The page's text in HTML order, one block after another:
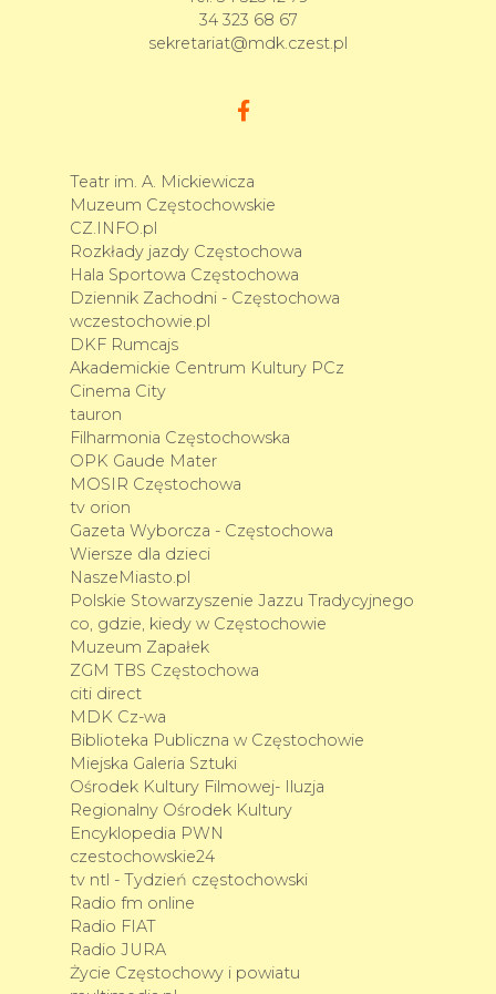
34 323 68 67
sekretariat@mdk.czest.pl
Teatr im. A. Mickiewicza
Muzeum Częstochowskie
CZ.INFO.pl
Rozkłady jazdy Częstochowa
Hala Sportowa Częstochowa
Dziennik Zachodni - Częstochowa
wczestochowie.pl
DKF Rumcajs
Akademickie Centrum Kultury PCz
Cinema City
tauron
Filharmonia Częstochowska
OPK Gaude Mater
MOSIR Częstochowa
tv orion
Gazeta Wyborcza - Częstochowa
Wiersze dla dzieci
NaszeMiasto.pl
Polskie Stowarzyszenie Jazzu Tradycyjnego
co, gdzie, kiedy w Częstochowie
Muzeum Zapałek
ZGM TBS Częstochowa
citi direct
MDK Cz-wa
Biblioteka Publiczna w Częstochowie
Miejska Galeria Sztuki
Ośrodek Kultury Filmowej- Iluzja
Regionalny Ośrodek Kultury
Encyklopedia PWN
czestochowskie24
tv ntl - Tydzień częstochowski
Radio fm online
Radio FIAT
Radio JURA
Życie Częstochowy i powiatu